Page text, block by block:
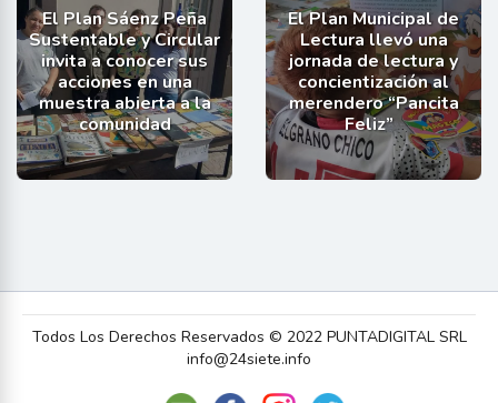
El Plan Sáenz Peña
Sustentable y Circular
invita a conocer sus
acciones en una
muestra abierta a la
comunidad
El Plan Municipal de
Lectura llevó una
jornada de lectura y
concientización al
merendero “Pancita
Feliz”
Todos Los Derechos Reservados © 2022 PUNTADIGITAL SRL
info@24siete.info